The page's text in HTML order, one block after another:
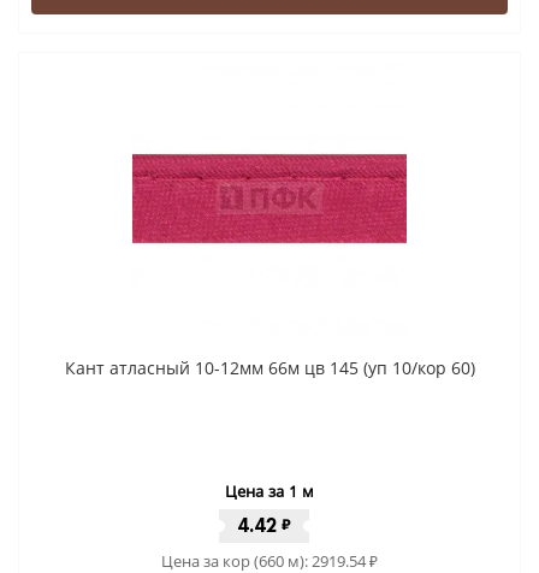
Кант атласный 10-12мм 66м цв 145 (уп 10/кор 60)
Цена за 1 м
4.42 ₽
Цена за кор (660 м):2919.54₽